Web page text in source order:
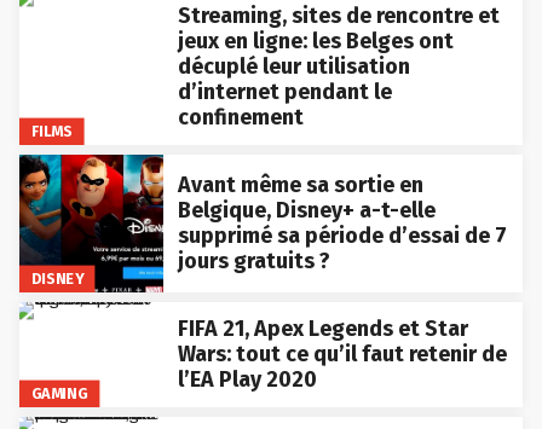
FILMS
Streaming, sites de rencontre et
jeux en ligne: les Belges ont
décuplé leur utilisation
d’internet pendant le
confinement
DISNEY
Avant même sa sortie en
Belgique, Disney+ a-t-elle
supprimé sa période d’essai de 7
jours gratuits ?
GAMING
FIFA 21, Apex Legends et Star
Wars: tout ce qu’il faut retenir de
l’EA Play 2020